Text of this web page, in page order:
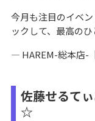
今月も注目のイベ
ックして、最高の
— HAREM-総本店-
佐藤せるて
☆